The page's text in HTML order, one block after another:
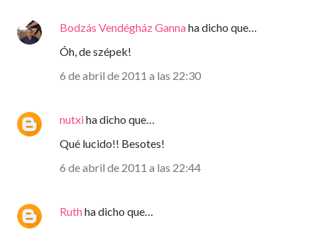
Bodzás Vendégház Gannaha dicho que…
Óh, de szépek!
6 de abril de 2011 a las 22:30
nutxiha dicho que…
Qué lucido!! Besotes!
6 de abril de 2011 a las 22:44
Ruthha dicho que…